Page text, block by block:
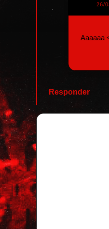
26/
Aaaaaa
Responder